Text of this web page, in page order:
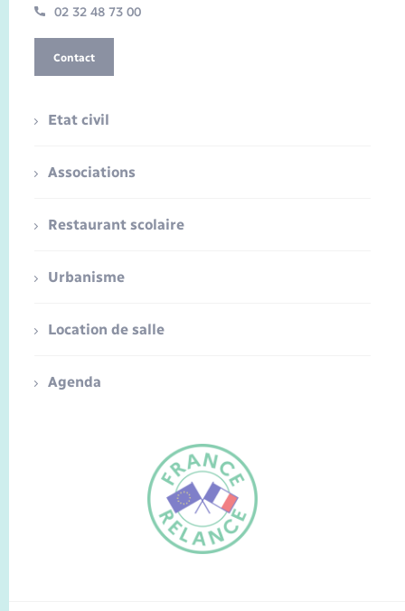
FR
02 32 48 73 00
Contact
Etat civil
Associations
Restaurant scolaire
Urbanisme
Location de salle
Agenda